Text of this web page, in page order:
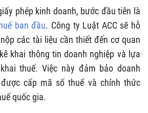
phép kinh doanh, bước đầu tiên là
ban đầu. Công ty Luật ACC sẽ hỗ
các tài liệu cần thiết đến cơ quan
khai thông tin doanh nghiệp và lựa
thuế. Việc này đảm bảo doanh
cấp mã số thuế và chính thức
quốc gia.